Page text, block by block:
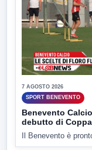
7 AGOSTO 2026
SPORT BENEVENTO
Benevento
debutto di
Il Benevento è